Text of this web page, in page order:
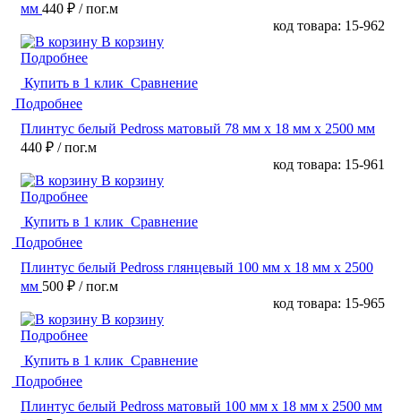
мм 440 ₽ / пог.м
код товара: 15-962
В корзину
Подробнее
Купить в 1 клик Сравнение
Подробнее
Плинтус белый Pedross матовый 78 мм х 18 мм х 2500 мм
440 ₽ / пог.м
код товара: 15-961
В корзину
Подробнее
Купить в 1 клик Сравнение
Подробнее
Плинтус белый Pedross глянцевый 100 мм х 18 мм х 2500
мм 500 ₽ / пог.м
код товара: 15-965
В корзину
Подробнее
Купить в 1 клик Сравнение
Подробнее
Плинтус белый Pedross матовый 100 мм х 18 мм х 2500 мм